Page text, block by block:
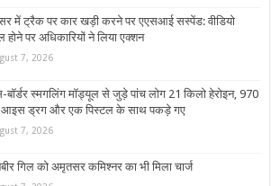
में ट्रैक पर कार खड़ी करने पर एएसआई सस्पेंड: वीडियो
होने पर अधिकारियों ने लिया एक्शन
7, 2026
बॉर्डर स्मगलिंग मॉड्यूल से जुड़े पांच लोग 21 किलो हेरोइन, 970
आइस ड्रग और एक पिस्टल के साथ पकड़े गए
7, 2026
गिल को अमृतसर कमिश्नर का भी मिला चार्ज